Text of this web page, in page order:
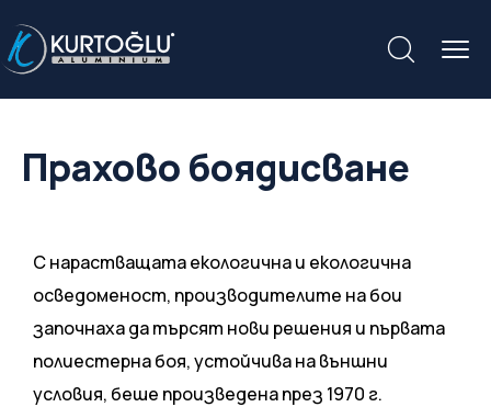
Прахово боядисване
С нарастващата екологична и екологична
осведоменост, производителите на бои
започнаха да търсят нови решения и първата
полиестерна боя, устойчива на външни
условия, беше произведена през 1970 г.